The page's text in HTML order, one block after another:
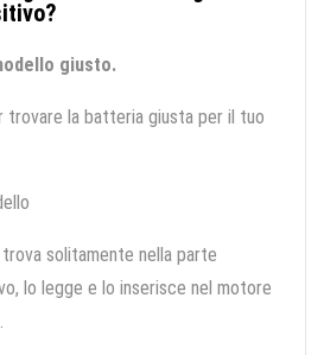
giusto.
trovare la batteria giusta per il tuo
trova solitamente nella parte
lo legge e lo inserisce nel motore